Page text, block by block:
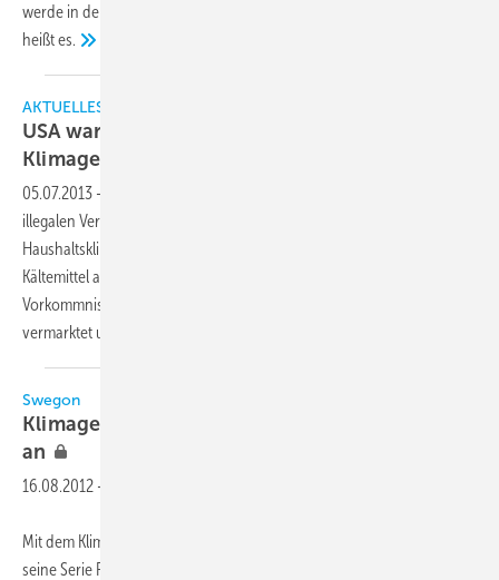
werde in den kommenden Jahren durch niedrige Preise gebremst, so
heißtes.
AKTUELLES
USA warnt vor Kohlenwasserstoffen in
Klimageräten
05.07.2013 -
illegalen Verwendung von Kohlenwasserstoffen in
Haushaltsklimageräten, die nicht für den Einsatz brennbarer
Kältemittel ausgelegt sind. Hintergrund für die Warnung sind aktuelle
Vorkommnisse in den USA, nach denen Propan als Ersatzstoff für R22
vermarktet und eingesetzt
Swegon
Klimagerät passt sich veränderten Räumen
an
16.08.2012 -
Mit dem Klimagerät-Komfortmodul Parasol PlusFlow erweitert Swegon
seine Serie Parasol um ein Modell mit größerem Kühl- und